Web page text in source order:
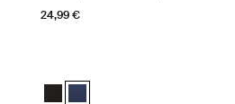
24,99 €
Noir (selected)
Bleu robe
Case Logic Ibira Laptop Sleeve
Case Logic Ibira Laptop